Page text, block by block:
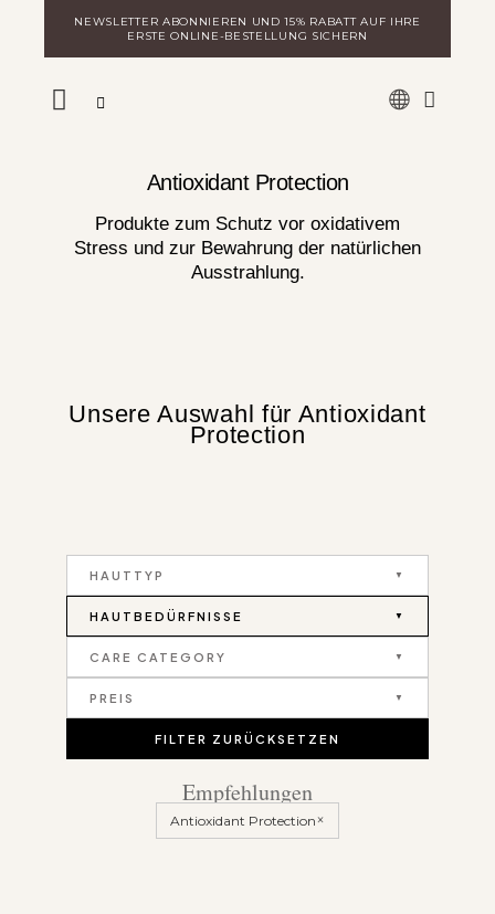
InhaltNEWSLETTER ABONNIEREN UND 15% RABATT AUF IHRE
ERSTE ONLINE-BESTELLUNG SICHERN
Antioxidant Protection
Produkte zum Schutz vor oxidativem
Stress und zur Bewahrung der natürlichen
Ausstrahlung.
Unsere Auswahl für Antioxidant
Protection
HAUTTYP
HAUTBEDÜRFNISSE
CARE CATEGORY
PREIS
FILTER ZURÜCKSETZEN
Empfehlungen
Antioxidant Protection×